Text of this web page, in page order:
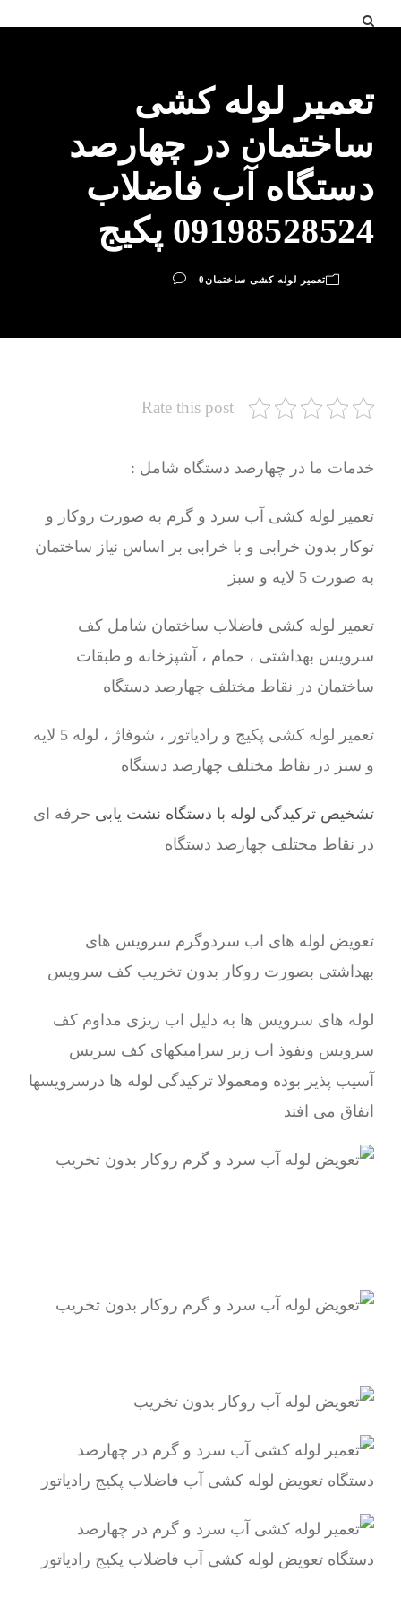
تعمیر لوله کشی
ساختمان در چهارصد
دستگاه آب فاضلاب
09198528524 پکیج
تعمیر لوله کشی ساختمان0
Rate this post
خدمات ما در چهارصد دستگاه شامل :
تعمیر لوله کشی آب سرد و گرم به صورت روکار و
توکار بدون خرابی و با خرابی بر اساس نیاز ساختمان
به صورت 5 لایه و سبز
تعمیر لوله کشی فاضلاب ساختمان شامل کف
سرویس بهداشتی ، حمام ، آشپزخانه و طبقات
ساختمان در نقاط مختلف چهارصد دستگاه
تعمیر لوله کشی پکیج و رادیاتور ، شوفاژ ، لوله 5 لایه
و سبز در نقاط مختلف چهارصد دستگاه
تشخیص ترکیدگی لوله با دستگاه نشت یابی حرفه ای
در نقاط مختلف چهارصد دستگاه
تعویض لوله های اب سردوگرم سرویس های
بهداشتی بصورت روکار بدون تخریب کف سرویس
لوله های سرویس ها به دلیل اب ریزی مداوم کف
سرویس ونفوذ اب زیر سرامیکهای کف سریس
آسیب پذیر بوده ومعمولا ترکیدگی لوله ها درسرویسها
اتفاق می افتد